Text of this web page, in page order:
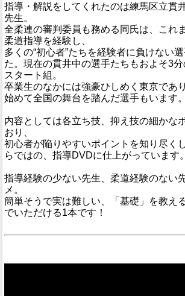
指導・解説をしてくれたのは練馬区立貫
先生。
全柔連の審判委員も務める同氏は、これ
柔道指導を経験し、
多くの“初心者”たちを経験者に負けない
た。現在の貫井中の選手たちもおよそ3
スタート組。
卒業生のなかには強豪ひしめく東京であ
始めて全国の舞台を踏んだ選手もいます。
内容としては各立ち技、抑え技の細かな
おり、
初心者が陥りやすいポイントを知り尽く
らではの、指導DVDに仕上がっています。
指導経験の少ない先生、柔道経験のない
メ。
簡単そうで実は難しい、「基礎」を教え
でいただける1本です！